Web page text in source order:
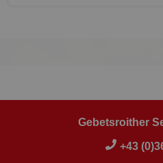
Gebetsroither
+43